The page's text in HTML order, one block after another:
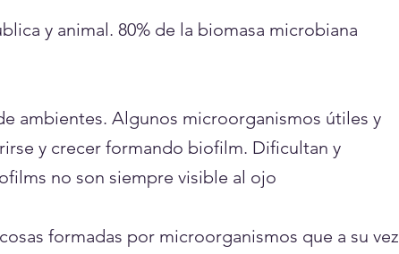
y animal. 80% de la biomasa microbiana
ambientes. Algunos microorganismos útiles y
y crecer formando biofilm. Dificultan y
no son siempre visible al ojo
formadas por microorganismos que a su vez